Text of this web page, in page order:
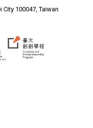
100047, Taiwan